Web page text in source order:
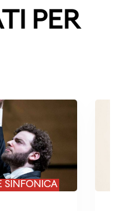
PER
SINFONICA